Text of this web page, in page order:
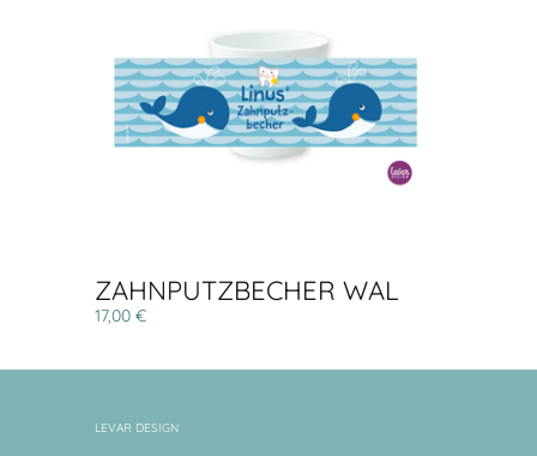
ZAHNPUTZBECHER WAL
17,00 €
LEVAR DESIGN